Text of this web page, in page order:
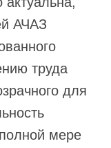
АЧАЗ
труда
для
мере